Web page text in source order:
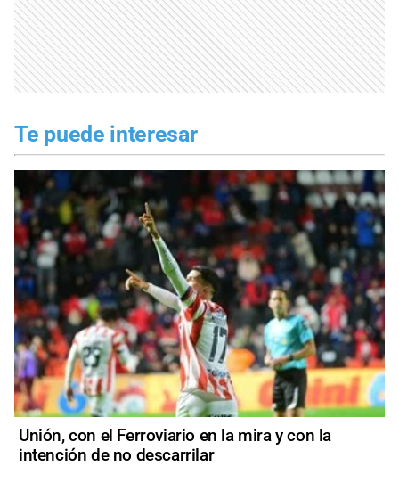
Te puede interesar
Unión, con el Ferroviario en la mira y con la
intención de no descarrilar